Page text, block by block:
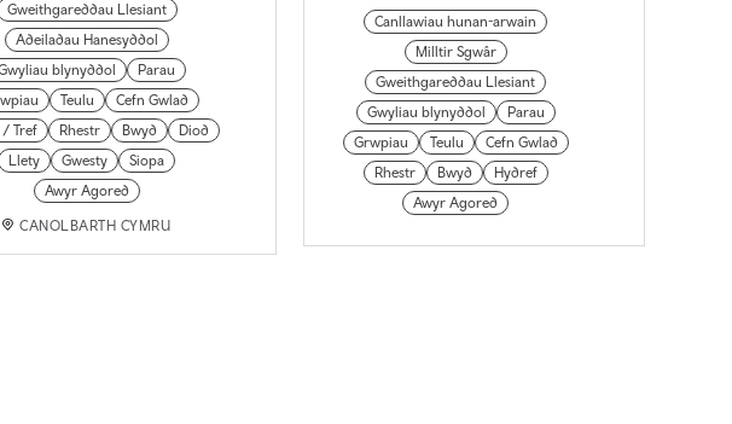
Gweithgareddau Llesiant
Adeiladau Hanesyddol
blynyddol
Parau
Teulu
Cefn Gwlad
/ Tref
Rhestr Bwyd
Diod
Llety
Gwesty
Siopa
Awyr Agored
CANOLBARTH CYMRU
Canllawiau hunan-arwain
Milltir Sgwâr
Gweithgareddau Llesiant
Gwyliau blynyddol
Parau
Grwpiau
Teulu
Cefn Gwlad
Rhestr
Bwyd
Hydref
Awyr Agored